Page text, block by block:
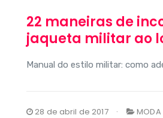
22 maneiras de
jaqueta militar ao
Manual do estilo militar: como
28 de abril de 2017 MODA